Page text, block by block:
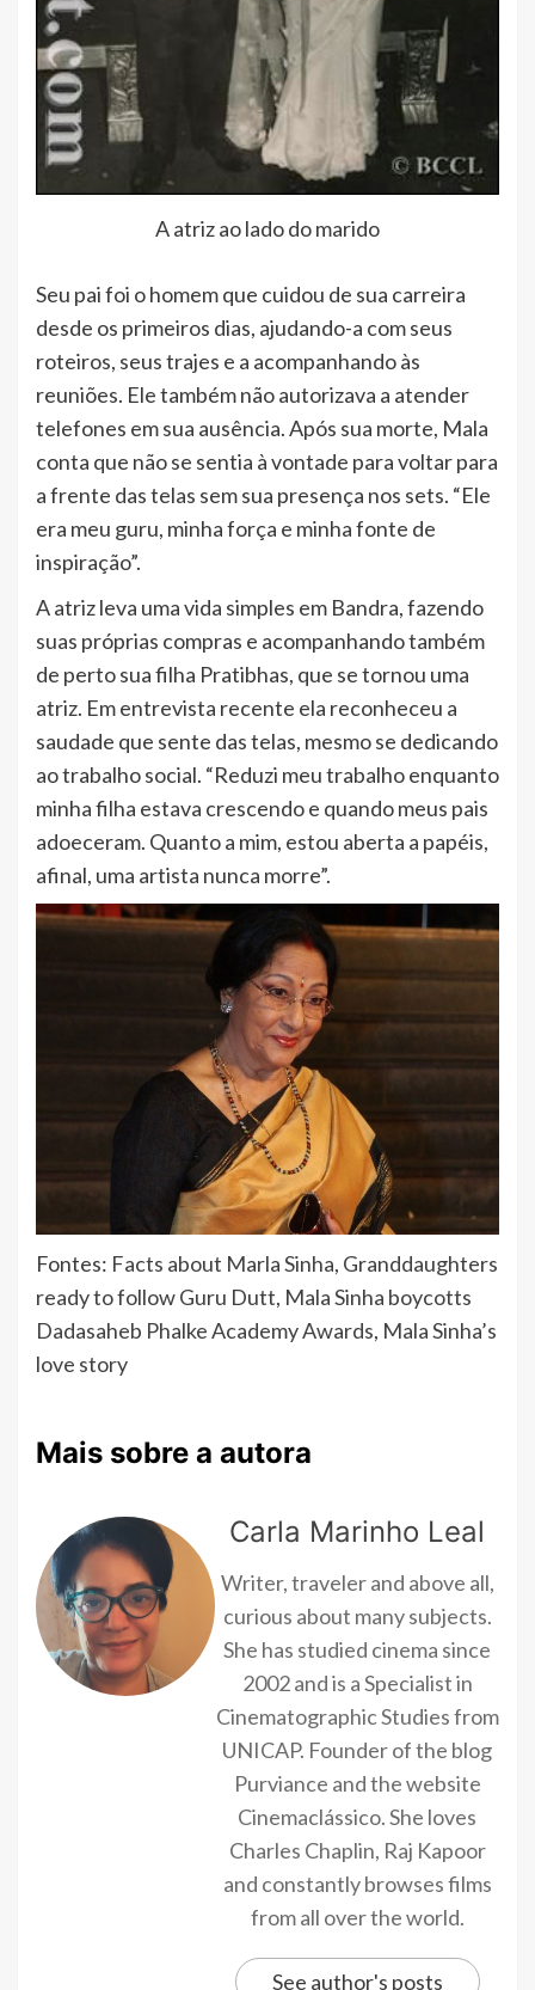
A atriz ao lado do marido
Seu pai foi o homem que cuidou de sua carreira
desde os primeiros dias, ajudando-a com seus
roteiros, seus trajes e a acompanhando às
reuniões. Ele também não autorizava a atender
telefones em sua ausência. Após sua morte, Mala
conta que não se sentia à vontade para voltar para
a frente das telas sem sua presença nos sets. “Ele
era meu guru, minha força e minha fonte de
inspiração”.
A atriz leva uma vida simples em Bandra, fazendo
suas próprias compras e acompanhando também
de perto sua filha Pratibhas, que se tornou uma
atriz. Em entrevista recente ela reconheceu a
saudade que sente das telas, mesmo se dedicando
ao trabalho social. “Reduzi meu trabalho enquanto
minha filha estava crescendo e quando meus pais
adoeceram. Quanto a mim, estou aberta a papéis,
afinal, uma artista nunca morre”.
Fontes: Facts about Marla Sinha, Granddaughters
ready to follow Guru Dutt, Mala Sinha boycotts
Dadasaheb Phalke Academy Awards, Mala Sinha’s
love story
Mais sobre a autora
Carla Marinho Leal
Writer, traveler and above all,
curious about many subjects.
She has studied cinema since
2002 and is a Specialist in
Cinematographic Studies from
UNICAP. Founder of the blog
Purviance and the website
Cinemaclássico. She loves
Charles Chaplin, Raj Kapoor
and constantly browses films
from all over the world.
See author's posts